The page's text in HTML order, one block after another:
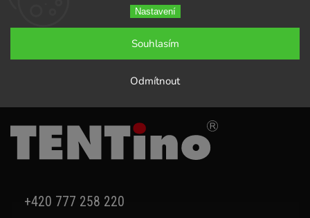
Nastavení
Odmítnout
Souhlasím
+420 777 258 220